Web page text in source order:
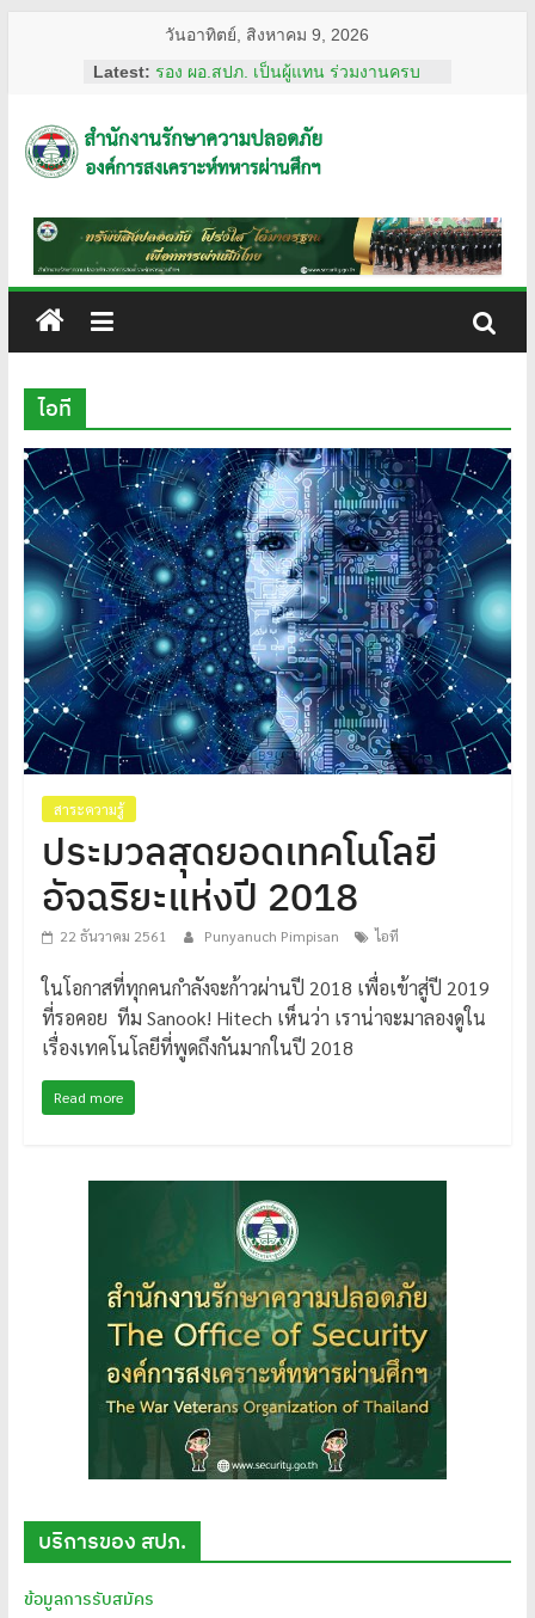
วันอาทิตย์, สิงหาคม 9, 2026
Latest: รอง ผอ.สปภ. เป็นผู้แทน ร่วมงานครบ
ผอ.สปภ. เดินทางตรวจเยี่ยมเจ้าหน้าที่
รปภ. ณ ศูนย์การแพทย์ปัญญานันทภิกขุ
ศรีนครินทรวิโรฒ
การทงทะเบียน แอป รปภ.สปภ.
เลขานุการ อผศ. และคุณปริศนา กล่ำ
พินิจ พร้อมด้วยสื่อมวลชน เข้าเยี่ยมชม
ปลอดภัย อผศ.
ปฏิบัติงานเจ้าหน้าที่รักษาความปลอดภัย
ณ สวนวชิรเบญจทัศ (สวนรถไฟ)
สำนักงาน
รักษา
ความ
ปลอดภัย
อผศ.
ทรัพย์สิน
ปลอดภัย
โปร่งใส
ได้
มาตรฐาน
เพื่อ
ทหารผ่านศึก
ไทย
ไอที
สาระความรู้
ประมวลสุดยอดเทคโนโลยี
อัจฉริยะแห่งปี 2018
22 ธันวาคม 2561 Punyanuch Pimpisan ไอที
ในโอกาสที่ทุกคนกำลังจะก้าวผ่านปี 2018 เพื่อเข้าสู่ปี 2019
ที่รอคอย ทีม Sanook! Hitech เห็นว่า เราน่าจะมาลองดูใน
เรื่องเทคโนโลยีที่พูดถึงกันมากในปี 2018
Read more
บริการของ สปภ.
ข้อมูลการรับสมัคร